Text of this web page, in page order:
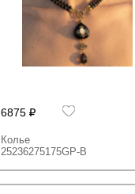
6875
Колье
25236275175GP-B